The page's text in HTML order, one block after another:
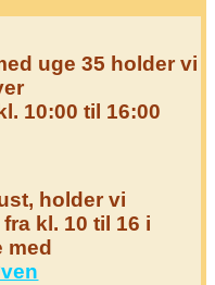
uge 35 holder vi
10:00 til 16:00
holder vi
kl. 10 til 16 i
med